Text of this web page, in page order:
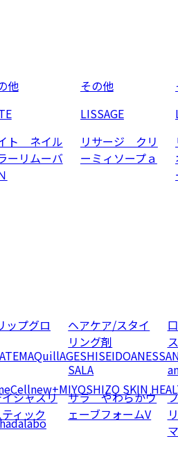
ップグロ
シャスリ
ィック
ヘアケア/スタイ
リング剤
SALA
サラ やわらかウ
ェーブフォームV
ス
他
ト ネイル
ーリムーバ
その他
LISSAGE
リサージ クリ
ーミィソープａ
MAQuillAGESHISEIDOANESSA
Cellnew+MIYOSHIZO SKIN
hadalabo